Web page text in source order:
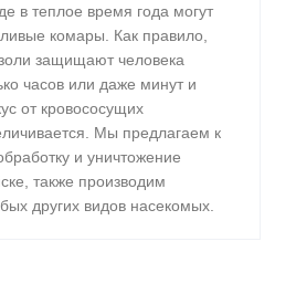
в теплое время года могут
комары. Как правило,
защищают человека
часов или даже минут и
от кровососущих
Мы предлагаем к
и уничтожение
также производим
других видов насекомых.